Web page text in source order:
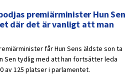
premiärminister Hun Sen
där det är vanligt att man
får Hun Sens äldste son ta
Sen tydlig med att han fortsätter leda
av 125 platser i parlamentet.